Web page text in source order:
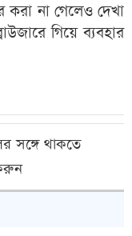
করা না গেলেও দেখা
গিয়ে ব্যবহার
সঙ্গে থাকতে